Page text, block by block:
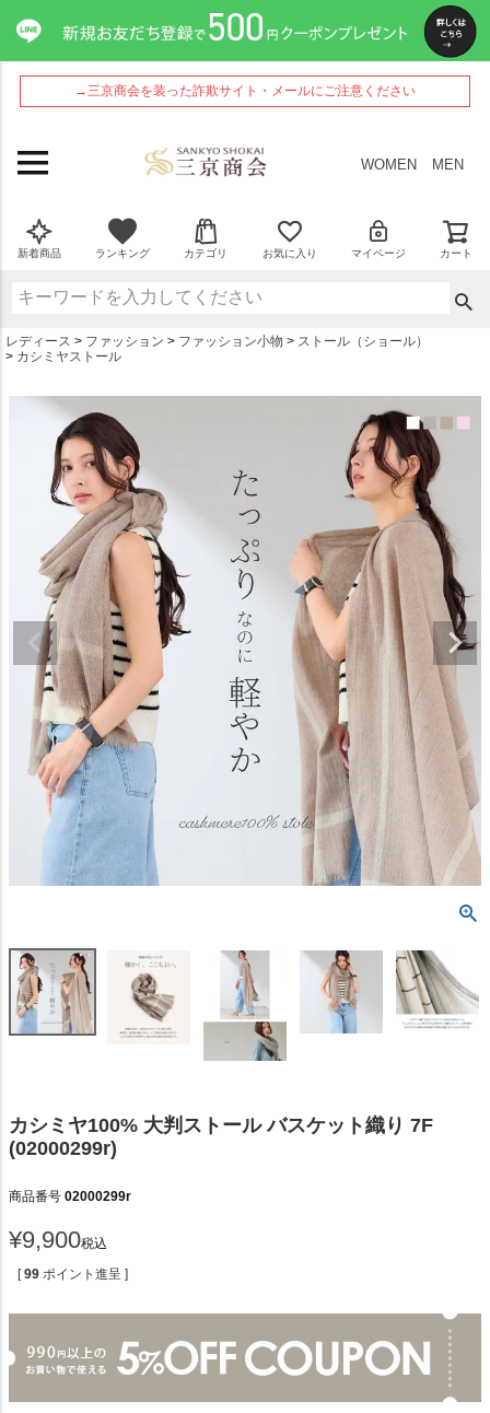
→三京商会を装った詐欺サイト・メールにご注意ください
WOMEN MEN
新着商品 ランキング カテゴリ お気に入り マイページ カート
レディース ファッション ファッション小物
ストール（ショール）
カシミヤストール
カシミヤ100% 大判ストール バスケット織り 7F
(02000299r)
商品番号 02000299r
¥9,900税込
[ 99 ポイント進呈 ]
ペー
ジト
ップ
へ